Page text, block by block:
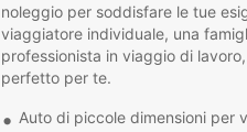
noleggio per soddisfare le tue
viaggiatore individuale, una
professionista in viaggio di
perfetto per te.
Auto di piccole dimensioni per